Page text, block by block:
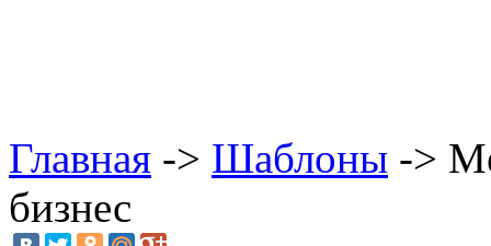
Главная -> Шаблоны ->
бизнес